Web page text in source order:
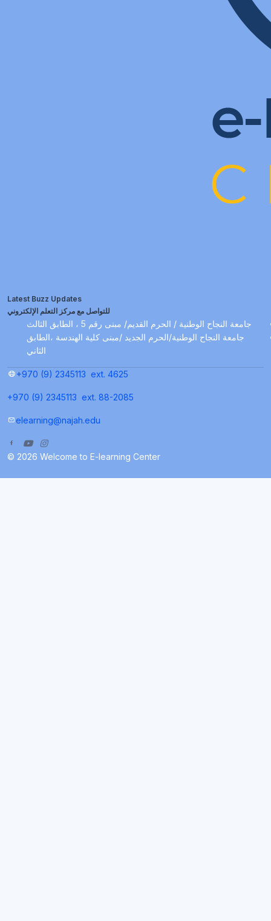
Latest Buzz Updates
للتواصل مع مركز التعلم الإلكتروني
جامعة النجاح الوطنية / الحرم القديم/ مبنى رقم 5 ، الطابق الثالث
جامعة النجاح الوطنية/الحرم الجديد /مبنى كلية الهندسة ،الطابق
الثاني
+970 (9) 2345113 ext. 4625
+970 (9) 2345113 ext. 88-2085
elearning@najah.edu
© 2026 Welcome to E-learning Center